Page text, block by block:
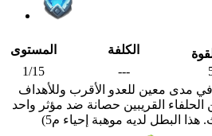
المستوى الكلفة
1/15
---
في مدى معين للعدو الأقرب وللأهداف
القريبة, ويمنح 2 من الحلفاء القريبين حصانة ضد مؤثر واحد